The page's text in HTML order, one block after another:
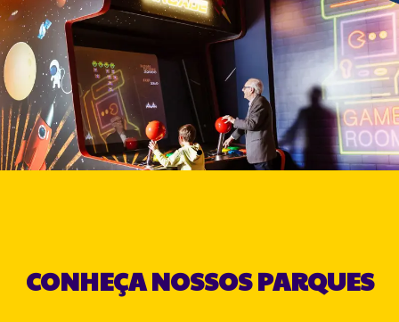
CONHEÇA NOSSOS PARQUES